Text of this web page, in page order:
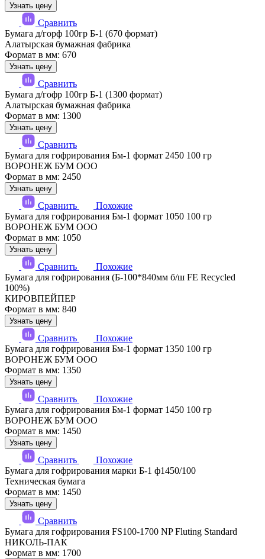
Узнать цену
Сравнить
Бумага д/горф 100гр Б-1 (670 формат)
Алатырская бумажная фабрика
Формат в мм: 670
Узнать цену
Сравнить
Бумага д/гофр 100гр Б-1 (1300 формат)
Алатырская бумажная фабрика
Формат в мм: 1300
Узнать цену
Сравнить
Бумага для гофрирования Бм-1 формат 2450 100 гр
ВОРОНЕЖ БУМ ООО
Формат в мм: 2450
Узнать цену
Сравнить
Похожие
Бумага для гофрирования Бм-1 формат 1050 100 гр
ВОРОНЕЖ БУМ ООО
Формат в мм: 1050
Узнать цену
Сравнить
Похожие
Бумага для гофрирования (Б-100*840мм б/ш FE Recycled
100%)
КИРОВПЕЙПЕР
Формат в мм: 840
Узнать цену
Сравнить
Похожие
Бумага для гофрирования Бм-1 формат 1350 100 гр
ВОРОНЕЖ БУМ ООО
Формат в мм: 1350
Узнать цену
Сравнить
Похожие
Бумага для гофрирования Бм-1 формат 1450 100 гр
ВОРОНЕЖ БУМ ООО
Формат в мм: 1450
Узнать цену
Сравнить
Похожие
Бумага для гофрирования марки Б-1 ф1450/100
Техническая бумага
Формат в мм: 1450
Узнать цену
Сравнить
Бумага для гофрирования FS100-1700 NP Fluting Standard
НИКОЛЬ-ПАК
Формат в мм: 1700